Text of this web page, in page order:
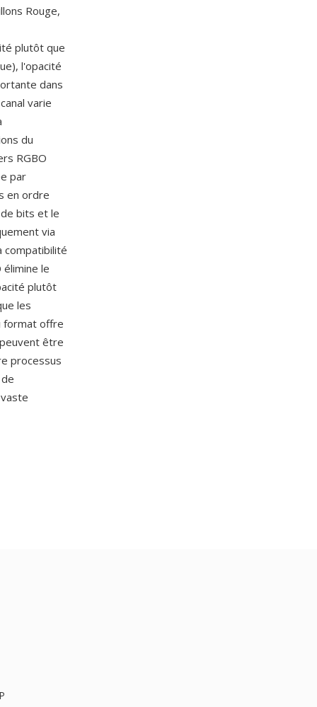
Rouge,
plutôt que
l'opacité
dans
varie
du
RGBO
par
en ordre
bits et le
via
compatibilité
le
plutôt
les
format offre
être
processus